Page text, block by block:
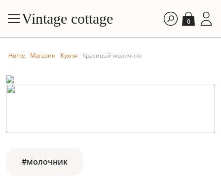
Vintage cottage 0
Home Магазин Кухня Красивый молочник
#молочник